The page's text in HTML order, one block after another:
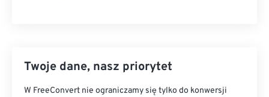
Twoje dane, nasz priorytet
W FreeConvert nie ograniczamy się tylko do konwersji